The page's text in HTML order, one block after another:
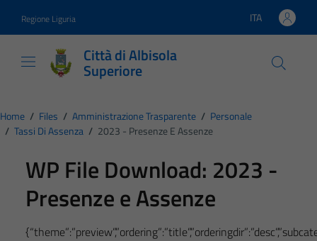
Regione Liguria Lingua attiva:
ITA
Città di Albisola
Superiore
Home / Files / Amministrazione Trasparente / Personale
/ Tassi Di Assenza / 2023 - Presenze E Assenze
WP File Download: 2023 -
Presenze e Assenze